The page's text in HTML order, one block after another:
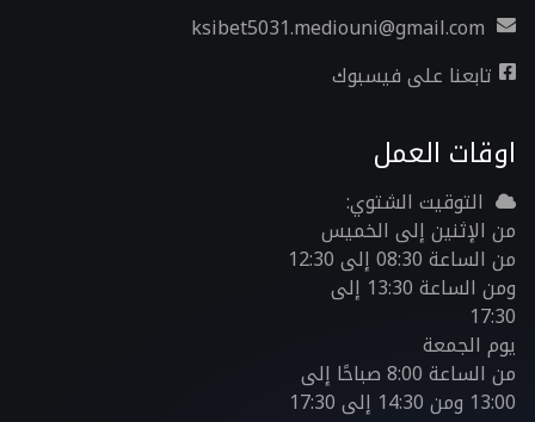
ksibet5031.mediouni@gmail.com
تابعنا على فيسبوك
اوقات العمل
التوقيت الشتوي:
من الإثنين إلى الخميس
من الساعة 08:30 إلى 12:30
ومن الساعة 13:30 إلى
17:30
يوم الجمعة
من الساعة 8:00 صباحًا إلى
13:00 ومن 14:30 إلى 17:30